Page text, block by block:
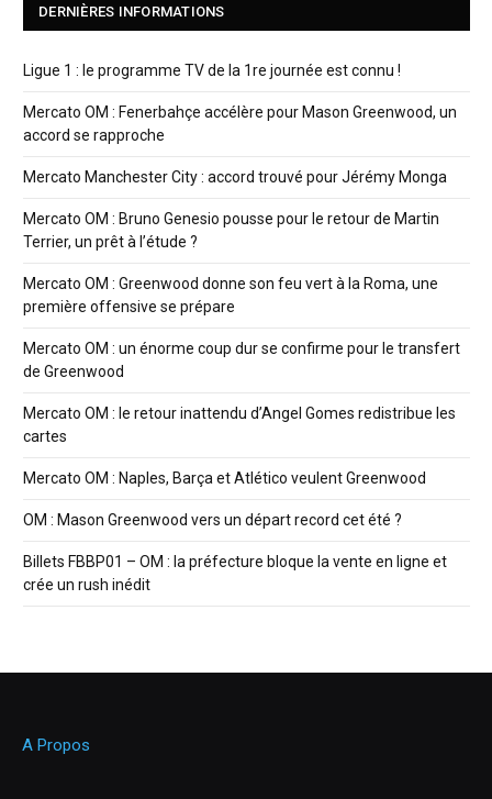
DERNIÈRES INFORMATIONS
Ligue 1 : le programme TV de la 1re journée est connu !
Mercato OM : Fenerbahçe accélère pour Mason Greenwood, un
accord se rapproche
Mercato Manchester City : accord trouvé pour Jérémy Monga
Mercato OM : Bruno Genesio pousse pour le retour de Martin
Terrier, un prêt à l’étude ?
Mercato OM : Greenwood donne son feu vert à la Roma, une
première offensive se prépare
Mercato OM : un énorme coup dur se confirme pour le transfert
de Greenwood
Mercato OM : le retour inattendu d’Angel Gomes redistribue les
cartes
Mercato OM : Naples, Barça et Atlético veulent Greenwood
OM : Mason Greenwood vers un départ record cet été ?
Billets FBBP01 – OM : la préfecture bloque la vente en ligne et
crée un rush inédit
A Propos